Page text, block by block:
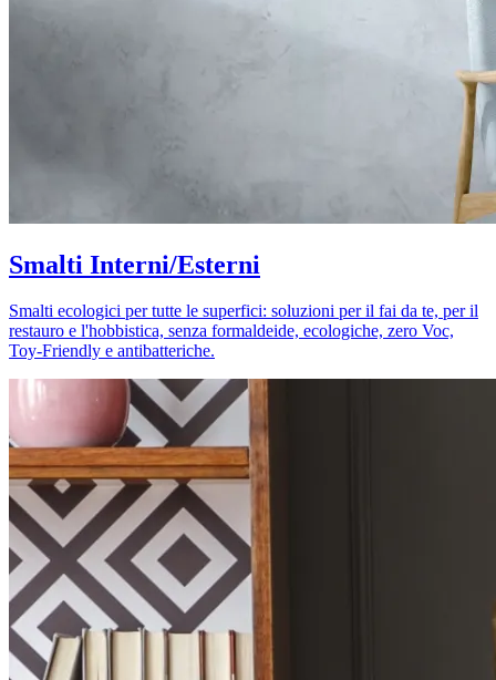
Smalti Interni/Esterni
Smalti ecologici per tutte le superfici: soluzioni per il fai da te, per il
restauro e l'hobbistica, senza formaldeide, ecologiche, zero Voc,
Toy-Friendly e antibatteriche.